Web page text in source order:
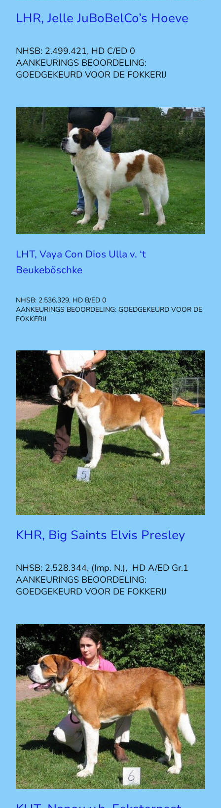
LHR, Jelle JuBoBelCo’s Hoeve
NHSB: 2.499.421, HD C/ED 0
AANKEURINGS BEOORDELING:
GOEDGEKEURD VOOR DE FOKKERIJ
LHT, Vaya Con Dios Ulla v. ‘t
Beukeböschke
NHSB: 2.536.329, HD B/ED 0
AANKEURINGS BEOORDELING: GOEDGEKEURD VOOR DE
FOKKERIJ
KHR, Big Saints Elvis Presley
NHSB: 2.528.344, (Imp. N.), HD A/ED Gr.1
AANKEURINGS BEOORDELING:
GOEDGEKEURD VOOR DE FOKKERIJ